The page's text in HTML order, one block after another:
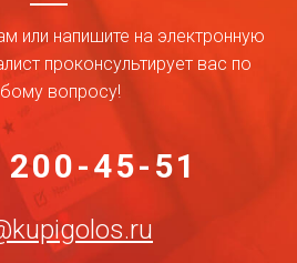
или напишите на электронную
проконсультирует вас по
вопросу!
200-45-51